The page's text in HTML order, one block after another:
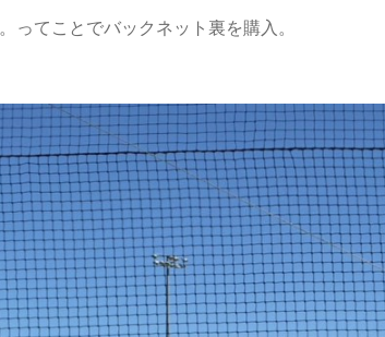
ってことでバックネット裏を購入。